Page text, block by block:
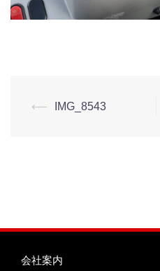
⟵ IMG_8543
会社案内